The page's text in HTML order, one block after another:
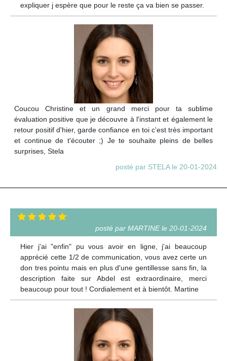
expliquer j espère que pour le reste ça va bien se passer.
Coucou Christine et un grand merci pour ta sublime
évaluation positive que je découvre à l'instant et également le
retour positif d'hier, garde confiance en toi c'est très important
et continue de t'écouter ;) Je te souhaite pleins de belles
surprises, Stela
posté par STELA le 20-01-2024
posté par MARTINE le 20-01-2024
Hier j'ai "enfin" pu vous avoir en ligne, j'ai beaucoup
apprécié cette 1/2 de communication, vous avez certe un
don tres pointu mais en plus d'une gentillesse sans fin, la
description faite sur Abdel est extraordinaire, merci
beaucoup pour tout ! Cordialement et à bientôt. Martine